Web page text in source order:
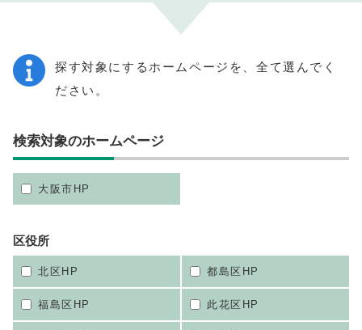
探す対象にするホームページを、全て選んでく
ださい。
検索対象のホームページ
大阪市HP
区役所
北区HP 都島区HP
福島区HP 此花区HP